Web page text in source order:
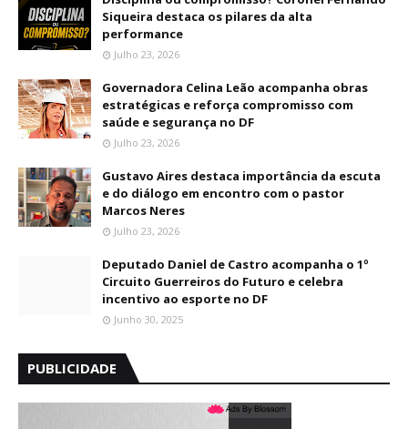
Siqueira destaca os pilares da alta
performance
Julho 23, 2026
Governadora Celina Leão acompanha obras
estratégicas e reforça compromisso com
saúde e segurança no DF
Julho 23, 2026
Gustavo Aires destaca importância da escuta
e do diálogo em encontro com o pastor
Marcos Neres
Julho 23, 2026
Deputado Daniel de Castro acompanha o 1º
Circuito Guerreiros do Futuro e celebra
incentivo ao esporte no DF
Junho 30, 2025
PUBLICIDADE